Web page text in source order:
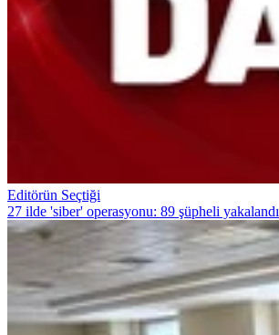
Editörün Seçtiği
27 ilde 'siber' operasyonu: 89 şüpheli yakalandı